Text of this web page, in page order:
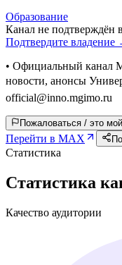
Образование
Канал не подтверждён
Подтвердите владение
• Официальный канал
новости, анонсы
official@inno.mgimo.ru
Пожаловаться / это
Перейти в MAX
Статистика
Статистика
Качество аудитории